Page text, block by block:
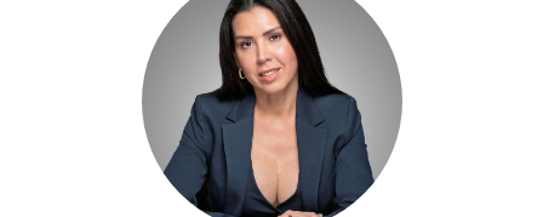
👉 Terminas vendiendo más lento o negociando el precio
VENDER NO ES SOLO LISTAR…
ES COMPETIR